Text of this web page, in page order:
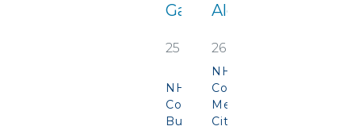
García
25 €
NH
Collection
Buenos
Alonso
26 €
NH
Collection
Mexico
City